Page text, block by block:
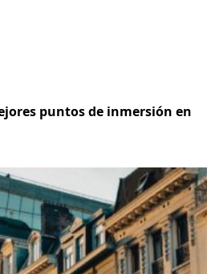
puntos de inmersión en